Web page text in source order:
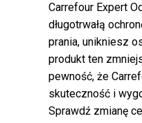
Carrefour Expert
długotrwałą
prania, unikniesz
produkt ten
pewność, że
skuteczność i
Sprawdź zmianę